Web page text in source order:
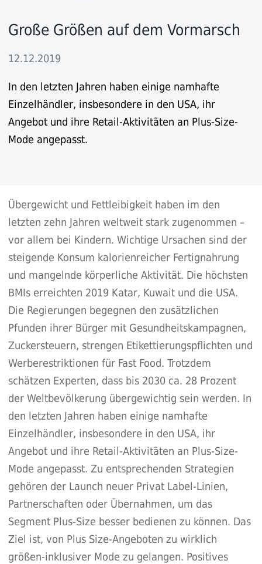
Große Größen auf dem Vormarsch
12.12.2019
In den letzten Jahren haben einige namhafte
Einzelhändler, insbesondere in den USA, ihr
Angebot und ihre Retail-Aktivitäten an Plus-Size-
Mode angepasst.
Übergewicht und Fettleibigkeit haben im den
letzten zehn Jahren weltweit stark zugenommen –
vor allem bei Kindern. Wichtige Ursachen sind der
steigende Konsum kalorienreicher Fertignahrung
und mangelnde körperliche Aktivität. Die höchsten
BMIs erreichten 2019 Katar, Kuwait und die USA.
Die Regierungen begegnen den zusätzlichen
Pfunden ihrer Bürger mit Gesundheitskampagnen,
Zuckersteuern, strengen Etikettierungspflichten und
Werberestriktionen für Fast Food. Trotzdem
schätzen Experten, dass bis 2030 ca. 28 Prozent
der Weltbevölkerung übergewichtig sein werden. In
den letzten Jahren haben einige namhafte
Einzelhändler, insbesondere in den USA, ihr
Angebot und ihre Retail-Aktivitäten an Plus-Size-
Mode angepasst. Zu entsprechenden Strategien
gehören der Launch neuer Privat Label-Linien,
Partnerschaften oder Übernahmen, um das
Segment Plus-Size besser bedienen zu können. Das
Ziel ist, von Plus Size-Angeboten zu wirklich
größen-inklusiver Mode zu gelangen. Positives